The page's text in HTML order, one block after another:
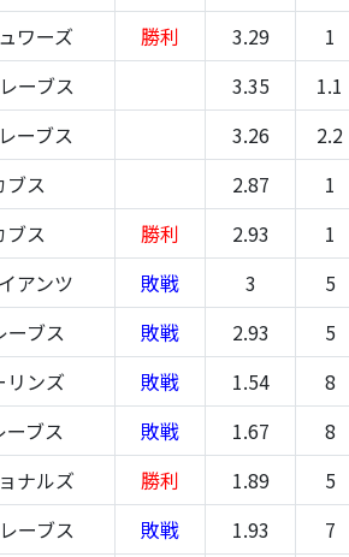
ワーズ 勝利 3.29 1
ーブス 3.35 1.1
ーブス 3.26 2.2
ブス 2.87 1
ブス 勝利 2.93 1
アンツ 敗戦 3 5
ブス 敗戦 2.93 5
リンズ 敗戦 1.54 8
ブス 敗戦 1.67 8
ナルズ 勝利 1.89 5
ーブス 敗戦 1.93 7